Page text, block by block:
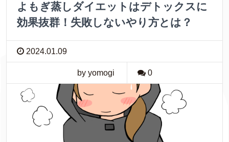
よもぎ蒸しダイエットはデトックスに
効果抜群！失敗しないやり方とは？
2024.01.09
by yomogi 0